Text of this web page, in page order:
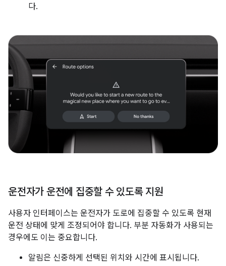
다.
운전자가 운전에 집중할 수 있도록 지원
사용자 인터페이스는 운전자가 도로에 집중할 수 있도록 현재
운전 상태에 맞게 조정되어야 합니다. 부분 자동화가 사용되는
경우에도 이는 중요합니다.
알림은 신중하게 선택된 위치와 시간에 표시됩니다.